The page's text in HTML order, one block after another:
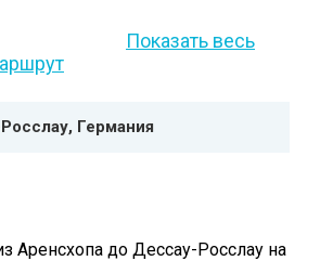
Показать весь
Германия
Аренсхопа до Дессау-Росслау на